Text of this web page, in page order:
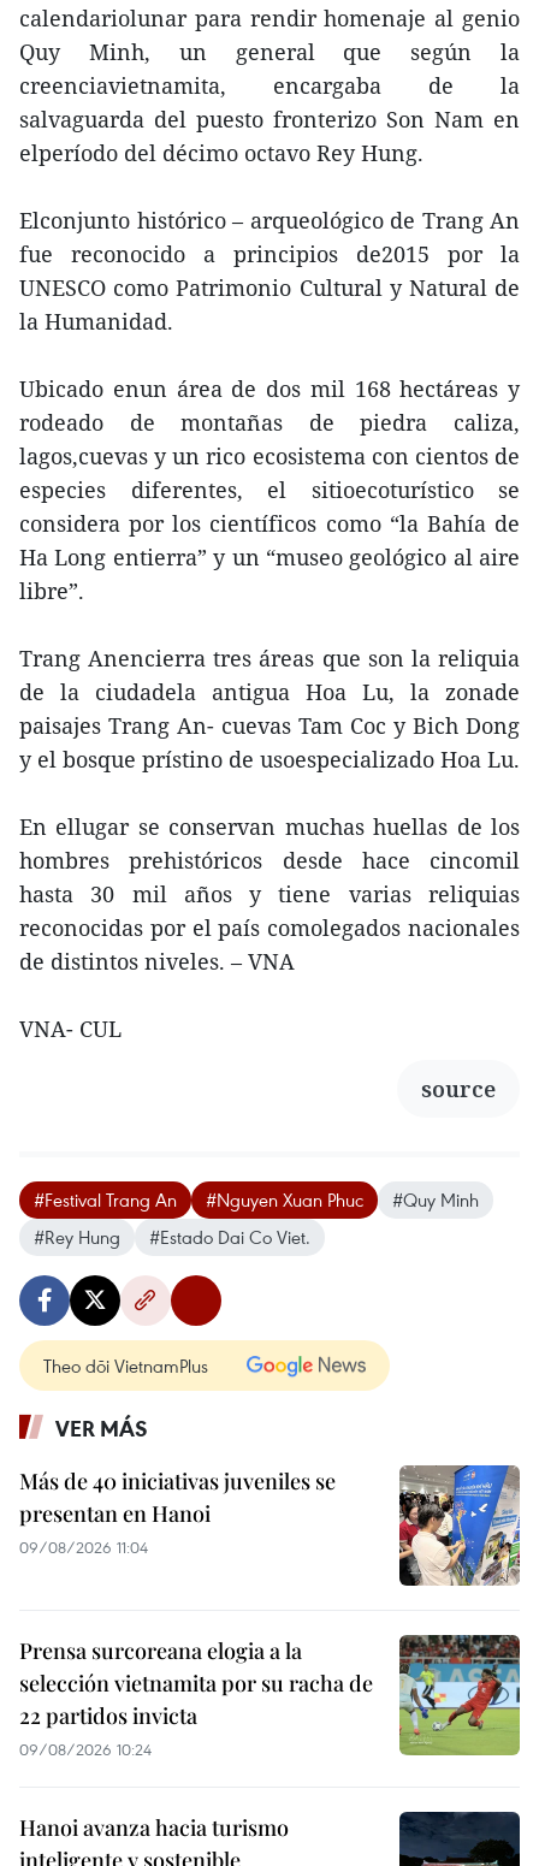
calendariolunar para rendir homenaje al genio
Quy Minh, un general que según la
creenciavietnamita, encargaba de la
salvaguarda del puesto fronterizo Son Nam en
elperíodo del décimo octavo Rey Hung.
Elconjunto histórico – arqueológico de Trang An
fue reconocido a principios de2015 por la
UNESCO como Patrimonio Cultural y Natural de
la Humanidad.
Ubicado enun área de dos mil 168 hectáreas y
rodeado de montañas de piedra caliza,
lagos,cuevas y un rico ecosistema con cientos de
especies diferentes, el sitioecoturístico se
considera por los científicos como “la Bahía de
Ha Long entierra” y un “museo geológico al aire
libre”.
Trang Anencierra tres áreas que son la reliquia
de la ciudadela antigua Hoa Lu, la zonade
paisajes Trang An- cuevas Tam Coc y Bich Dong
y el bosque prístino de usoespecializado Hoa Lu.
En ellugar se conservan muchas huellas de los
hombres prehistóricos desde hace cincomil
hasta 30 mil años y tiene varias reliquias
reconocidas por el país comolegados nacionales
de distintos niveles. – VNA
VNA- CUL
source
#Festival Trang An #Nguyen Xuan Phuc
#Quy Minh
#Rey Hung
#Estado Dai Co Viet.
Theo dõi VietnamPlus
VER MÁS
Más de 40 iniciativas juveniles se
presentan en Hanoi
09/08/2026 11:04
Prensa surcoreana elogia a la
selección vietnamita por su racha de
22 partidos invicta
09/08/2026 10:24
Hanoi avanza hacia turismo
inteligente y sostenible